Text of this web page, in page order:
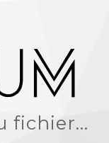
fichier...